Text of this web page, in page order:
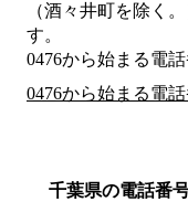
（酒々井町を除く。
す。
0476から始まる電
0476から始まる電
千葉県の電話番